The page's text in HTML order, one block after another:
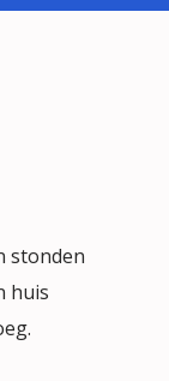
stonden
huis